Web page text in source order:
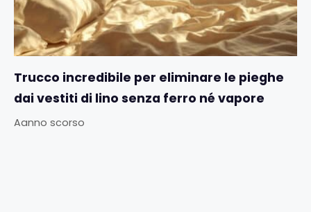
Trucco incredibile per eliminare le pieghe
dai vestiti di lino senza ferro né vapore
Aanno scorso